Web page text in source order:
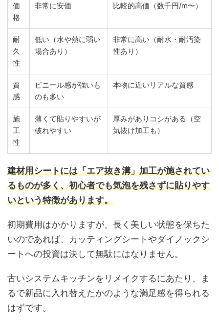
価
格
非常に安価 比較的高価（数千円/m〜）
耐
久
性
低い（水や熱に弱い
場合あり）
非常に高い（耐水・耐汚染
性あり）
質
感
ビニール感が強いも
のも多い
本物に近いリアルな質感
施
工
性
薄くて貼りやすいが
破れやすい
厚みがありコシがある（空
気抜け加工も）
建材用シートには「エア抜き溝」加工が施されてい
るものが多く、初心者でも気泡を残さずに貼りやす
いという特徴があります。
初期費用はかかりますが、長く美しい状態を保ちた
いのであれば、カッティングシートやダイノックシ
ートへの投資は決して無駄にはなりません。
古いシステムキッチンをリメイクするにあたり、ま
るで新品に入れ替えたかのような満足感を得られる
はずです。